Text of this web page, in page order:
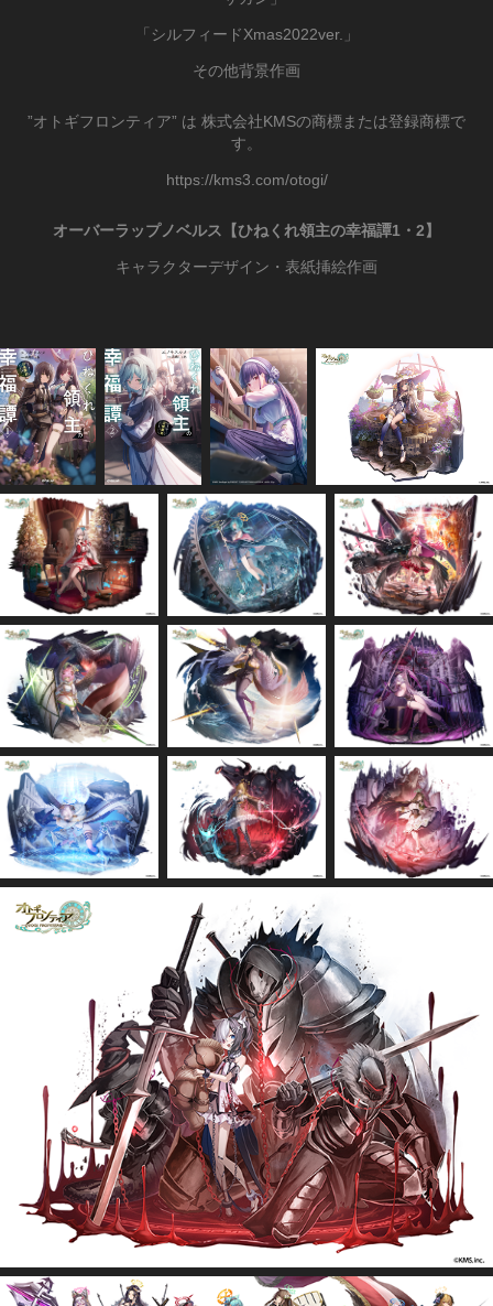
「シルフィードXmas2022ver.」
その他背景作画
”オトギフロンティア” は 株式会社KMSの商標または登録商標で
す。
https://kms3.com/otogi/
オーバーラップノベルス 【ひねくれ領主の幸福譚1・2】
キャラクターデザイン・表紙挿絵作画